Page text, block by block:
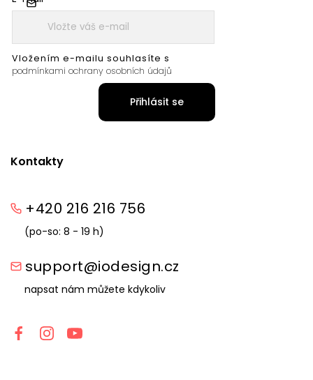
Kontakty
+420 216 216 756
(po-so: 8 - 19 h)
support@iodesign.cz
napsat nám můžete kdykoliv
Vložením e-mailu souhlasíte s
podmínkami ochrany osobních údajů
Přihlásit se